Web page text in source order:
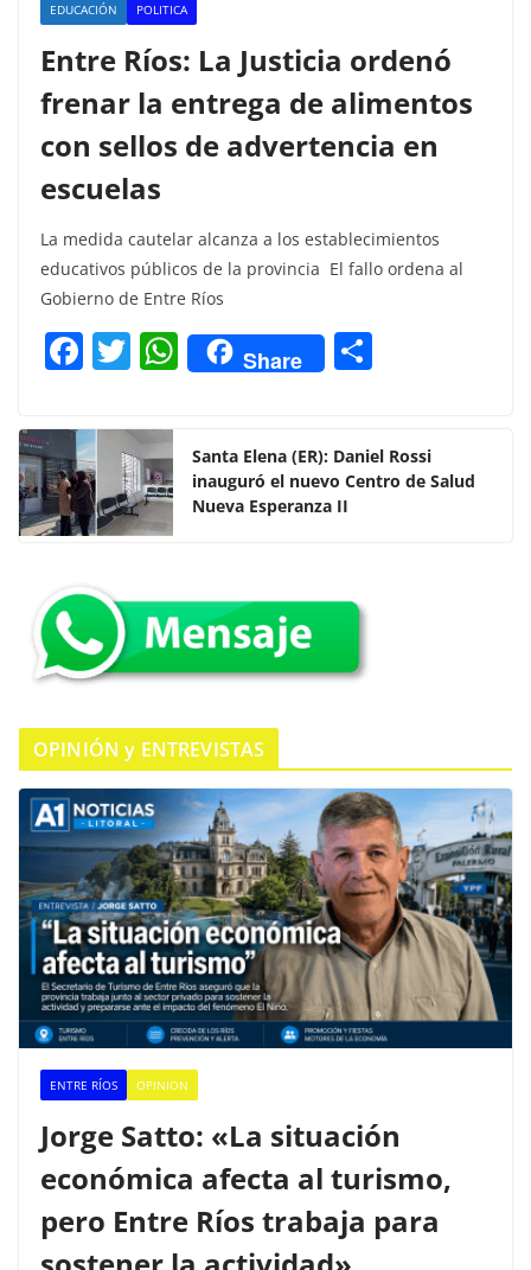
EDUCACIÓN POLITICA
Entre Ríos: La Justicia ordenó
frenar la entrega de alimentos
con sellos de advertencia en
escuelas
La medida cautelar alcanza a los establecimientos
educativos públicos de la provincia El fallo ordena al
Gobierno de Entre Ríos
F
c
e
b
o
o
k
T
itt
er
W
h
s
A
Share
p
ar
Santa Elena (ER): Daniel Rossi
inauguró el nuevo Centro de Salud
Nueva Esperanza II
OPINIÓN y ENTREVISTAS
ENTRE RÍOS OPINION
Jorge Satto: «La situación
económica afecta al turismo,
pero Entre Ríos trabaja para